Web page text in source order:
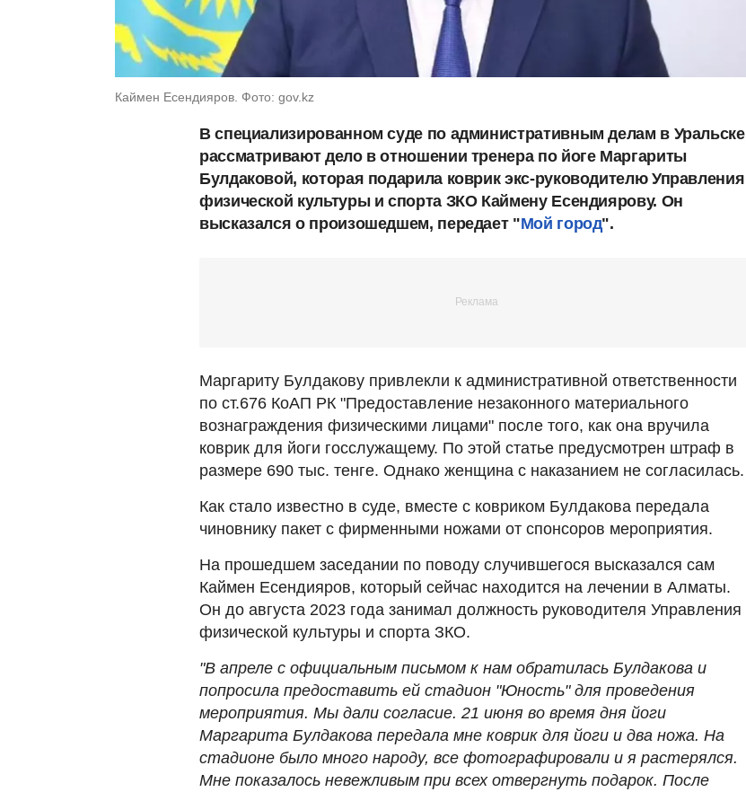
Каймен Есендияров. Фото: gov.kz
В специализированном суде по административным делам в Уральске
рассматривают дело в отношении тренера по йоге Маргариты
Булдаковой, которая подарила коврик экс-руководителю Управления
физической культуры и спорта ЗКО Каймену Есендиярову. Он
высказался о произошедшем, передает "Мой город".
Маргариту Булдакову привлекли к административной ответственности
по ст.676 КоАП РК "Предоставление незаконного материального
вознаграждения физическими лицами" после того, как она вручила
коврик для йоги госслужащему. По этой статье предусмотрен штраф в
размере 690 тыс. тенге. Однако женщина с наказанием не согласилась.
Как стало известно в суде, вместе с ковриком Булдакова передала
чиновнику пакет с фирменными ножами от спонсоров мероприятия.
На прошедшем заседании по поводу случившегося высказался сам
Каймен Есендияров, который сейчас находится на лечении в Алматы.
Он до августа 2023 года занимал должность руководителя Управления
физической культуры и спорта ЗКО.
"В апреле с официальным письмом к нам обратилась Булдакова и
попросила предоставить ей стадион "Юность" для проведения
мероприятия. Мы дали согласие. 21 июня во время дня йоги
Маргарита Булдакова передала мне коврик для йоги и два ножа. На
стадионе было много народу, все фотографировали и я растерялся.
Мне показалось невежливым при всех отвергнуть подарок. После